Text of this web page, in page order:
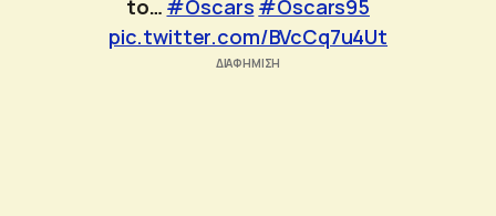
to… #Oscars #Oscars95
pic.twitter.com/BVcCq7u4Ut